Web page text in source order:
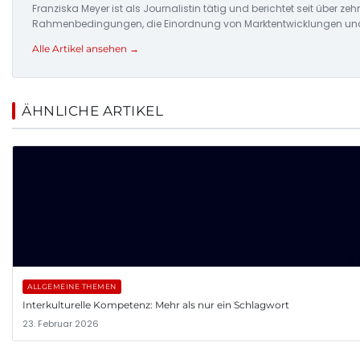
Franziska Meyer ist als Journalistin tätig und berichtet seit über
Rahmenbedingungen, die Einordnung von Marktentwicklungen
Alle Artikel ansehen →
ÄHNLICHE ARTIKEL
ALLGEMEINE THEMEN
Interkulturelle Kompetenz: Mehr als nur ein Schlagwort
23. Februar 2026